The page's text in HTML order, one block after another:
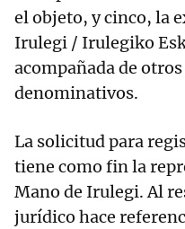
el objeto, y cinco, la
Irulegi / Irulegiko
acompañada de
denominativos.
La solicitud para
tiene como fin la
Mano de Irulegi. Al
jurídico hace